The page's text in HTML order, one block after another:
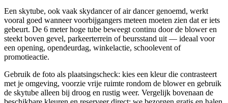
Een skytube, ook vaak skydancer of air dancer genoemd, werkt
vooral goed wanneer voorbijgangers meteen moeten zien dat er iets
gebeurt. De 6 meter hoge tube beweegt continu door de blower en
steekt boven gevel, parkeerterrein of beursstand uit — ideaal voor
een opening, opendeurdag, winkelactie, schoolevent of
promotieactie.
Gebruik de foto als plaatsingscheck: kies een kleur die contrasteert
met je omgeving, voorzie vrije ruimte rondom de blower en gebruik
de skytube alleen bij droog en rustig weer. Vergelijk bovenaan de